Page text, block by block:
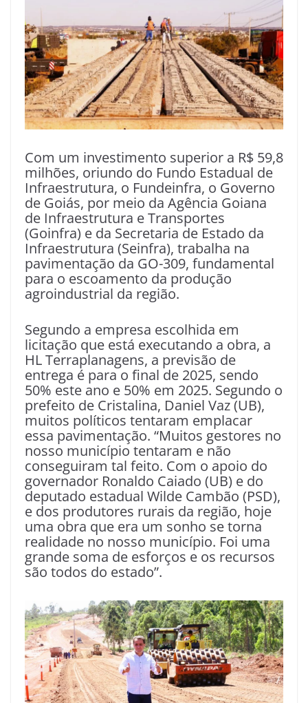
Com um investimento superior a R$ 59,8
milhões, oriundo do Fundo Estadual de
Infraestrutura, o Fundeinfra, o Governo
de Goiás, por meio da Agência Goiana
de Infraestrutura e Transportes
(Goinfra) e da Secretaria de Estado da
Infraestrutura (Seinfra), trabalha na
pavimentação da GO-309, fundamental
para o escoamento da produção
agroindustrial da região.
Segundo a empresa escolhida em
licitação que está executando a obra, a
HL Terraplanagens, a previsão de
entrega é para o final de 2025, sendo
50% este ano e 50% em 2025. Segundo o
prefeito de Cristalina, Daniel Vaz (UB),
muitos políticos tentaram emplacar
essa pavimentação. “Muitos gestores no
nosso município tentaram e não
conseguiram tal feito. Com o apoio do
governador Ronaldo Caiado (UB) e do
deputado estadual Wilde Cambão (PSD),
e dos produtores rurais da região, hoje
uma obra que era um sonho se torna
realidade no nosso município. Foi uma
grande soma de esforços e os recursos
são todos do estado”.